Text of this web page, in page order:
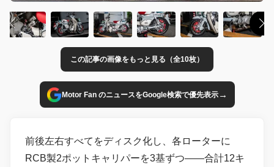
この記事の画像をもっと見る（全10枚）
Motor Fan のニュースをGoogle検索で優先表示→
前後左右すべてをディスク化し、各ローターに
RCB製2ポットキャリパーを3基ずつ――合計12キ